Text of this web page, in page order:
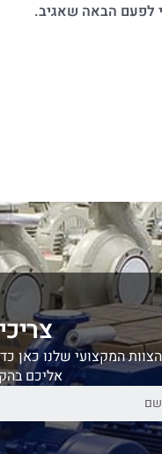
לפעם הבאה שאגיב.
הצוות המקצועי שלנו כאן
אליכם